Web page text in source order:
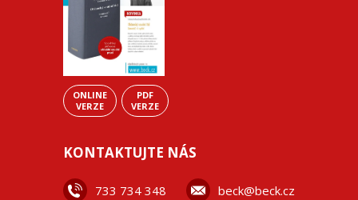
ONLINE
VERZE
PDF
VERZE
KONTAKTUJTE NÁS
733 734 348 beck@beck.cz